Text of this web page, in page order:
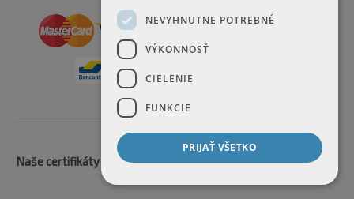
Naše certifikáty
NEVYHNUTNE POTREBNÉ
VÝKONNOSŤ
CIELENIE
FUNKCIE
PRIJAŤ VŠETKO